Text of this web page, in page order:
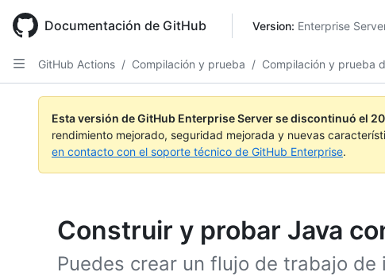
main
content
Documentación de GitHub Version: Enterprise
GitHub Actions / Compilación y prueba / Compilación y prueba
Esta versión de GitHub Enterprise Server se discontinuó el
rendimiento mejorado, seguridad mejorada y nuevas
en contacto con el soporte técnico de GitHub Enterprise.
Construir y probar Java
Puedes crear un flujo de trabajo de